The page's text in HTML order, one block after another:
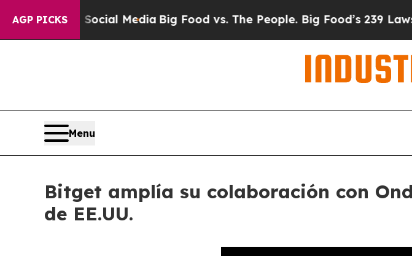
AGP PICKS
on Social MediaBig Food vs. The People. Big Food’s 239 Lawsuits
Menu
Bitget amplía su colaboración con
de EE.UU.